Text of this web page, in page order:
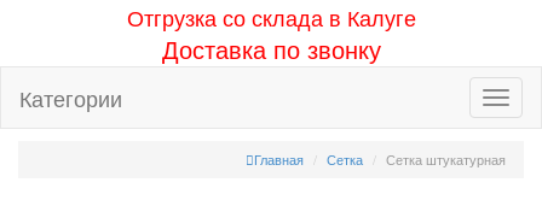
Отгрузка со склада в Калуге
Доставка по звонку
Категории
Главная Сетка Сетка штукатурная